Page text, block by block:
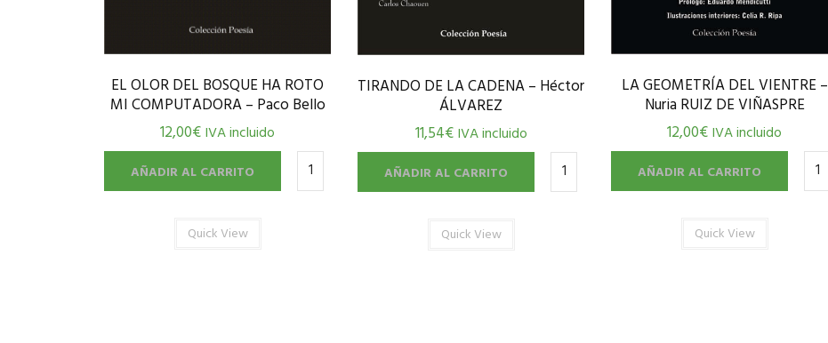
EL OLOR DEL BOSQUE HA ROTO
MI COMPUTADORA – Paco Bello
12,00€IVA incluido
AÑADIR AL CARRITO
Quick View
TIRANDO DE LA CADENA – Héctor
ÁLVAREZ
11,54€ IVA incluido
AÑADIR AL CARRITO
Quick View
LA GEOMETRÍA DEL VIENTRE –
Nuria RUIZ DE VIÑASPRE
12,00€IVA incluido
AÑADIR AL CARRITO
Quick View